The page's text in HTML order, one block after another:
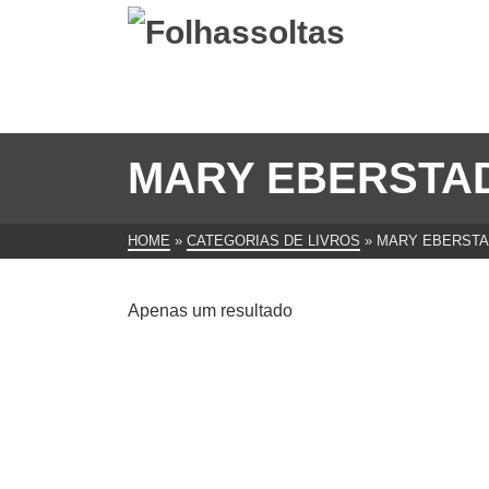
MARY
HOME » CATEGORIAS DE LIVROS » MARY
Apenas um resultado